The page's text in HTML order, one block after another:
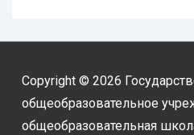
Copyright © 2026
общеобразовательное
общеобразовательная